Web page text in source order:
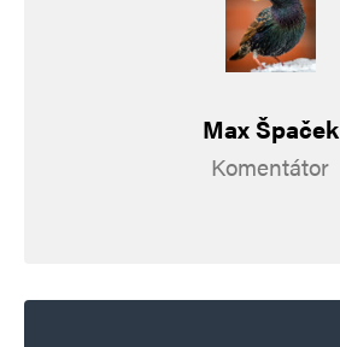
Max Špaček
Komentátor